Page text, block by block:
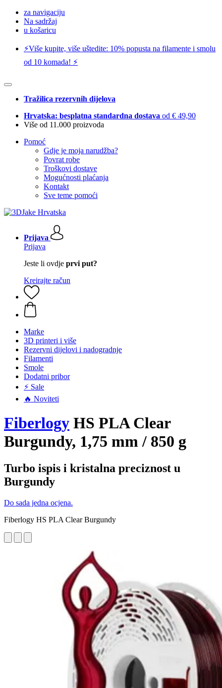
za navigaciju
Na sadržaj
u košaricu
⚡️Više kupite, više uštedite: 10% popusta na filamente i smolu
od 10 komada! ⚡️
Tražilica rezervnih dijelova
Hrvatska: besplatna standardna dostava od € 49,90
Više od 11.000 proizvoda
Pomoć
Gdje je moja narudžba?
Povrat robe
Troškovi dostave
Mogućnosti plaćanja
Kontakt
Sve teme pomoći
Prijava
Prijava
Jeste li ovdje prvi put?
Kreirajte račun
Marke
3D printeri i više
Rezervni dijelovi i nadogradnje
Filamenti
Smole
Dodatni pribor
⚡ Sale
🔥 Noviteti
Fiberlogy HS PLA Clear
Burgundy, 1,75 mm / 850 g
Turbo ispis i kristalna preciznost u
Burgundy
Do sada jedna ocjena.
Fiberlogy HS PLA Clear Burgundy